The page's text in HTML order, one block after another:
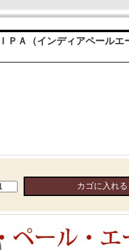
ＰＡ（インディアペールエ